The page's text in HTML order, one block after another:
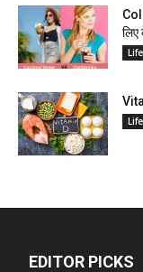
लिए
EDITOR PICKS